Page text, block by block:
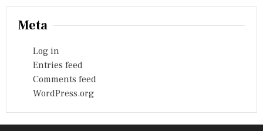
Meta
Log in
Entries feed
Comments feed
WordPress.org